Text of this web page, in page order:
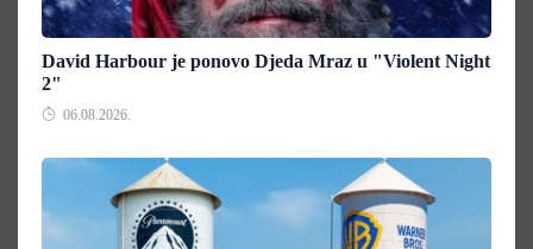
David Harbour je ponovo Djeda Mraz u "Violent Night
2"
06.08.2026.